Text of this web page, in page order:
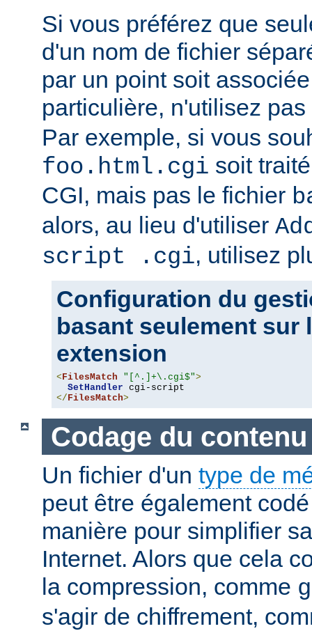
Si vous préférez que
d'un nom de fichier
par un point soit
particulière, n'utilisez
Par exemple, si vous
foo.html.cgi soit
CGI, mais pas le fichier
alors, au lieu d'utiliser
script .cgi, utilisez
Configuration du
basant seulement sur
extension
< FilesMatch "[^.]+\.cgi$">
SetHandler
</ FilesMatch>
Codage du contenu
Un fichier d'un type de
peut être également
manière pour simplifier
Internet. Alors que cela
la compression, comme
s'agir de chiffrement,